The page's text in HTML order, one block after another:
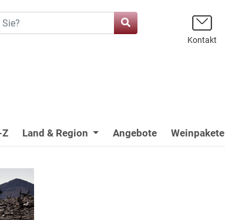
Kontakt
Land & Region Angebote Weinpakete